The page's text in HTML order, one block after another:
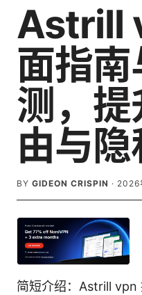
Astrill
面指
测，提
由与
BY GIDEON CRISPIN · 2026
简短介绍：Astrill vpn